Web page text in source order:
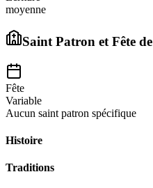
moyenne
Saint Patron et Fête de
Fête
Variable
Aucun saint patron spécifique
Histoire
Traditions